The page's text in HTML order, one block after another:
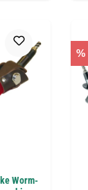
Worm-
%